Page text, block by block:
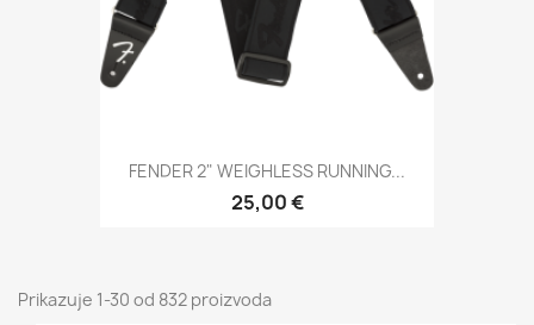
FENDER 2" WEIGHLESS RUNNING...
25,00 €
Prikazuje 1-30 od 832 proizvoda